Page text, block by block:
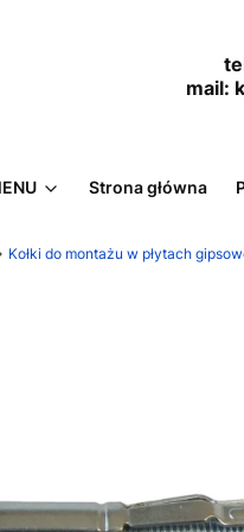
mail:
Strona główna
Kołki do montażu w płytach